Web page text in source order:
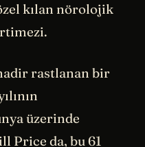
kılan nörolojik
rastlanan bir
üzerinde
Price da, bu 61